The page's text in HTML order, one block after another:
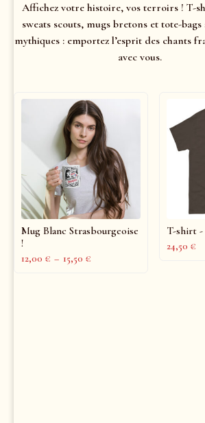
Affichez votre histoire, vos terroirs ! T-
sweats scouts, mugs bretons et tote-
mythiques : emportez l’esprit des chants
avec vous.
Mug Blanc Strasbourgeoise
!
12,00 € – 15,50 €
T-shirt -
24,50 €